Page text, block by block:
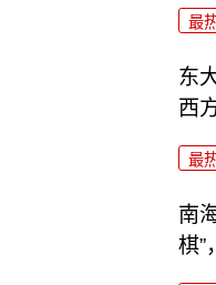
最
东
西
最
南
棋”